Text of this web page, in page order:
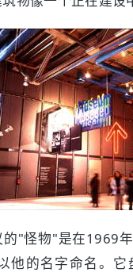
"怪物"是在1969
他的名字命名。